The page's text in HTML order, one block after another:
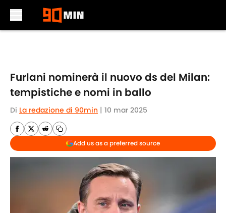
Furlani nominerà il nuovo ds del Milan:
tempistiche e nomi in ballo
Di La redazione di 90min | 10 mar 2025
Add us as a preferred source